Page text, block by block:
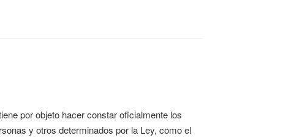
por objeto hacer constar oficialmente los
y otros determinados por la Ley, como el